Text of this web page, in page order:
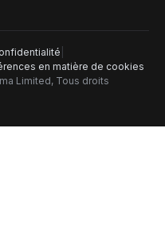
en matière de cookies
Limited, Tous droits